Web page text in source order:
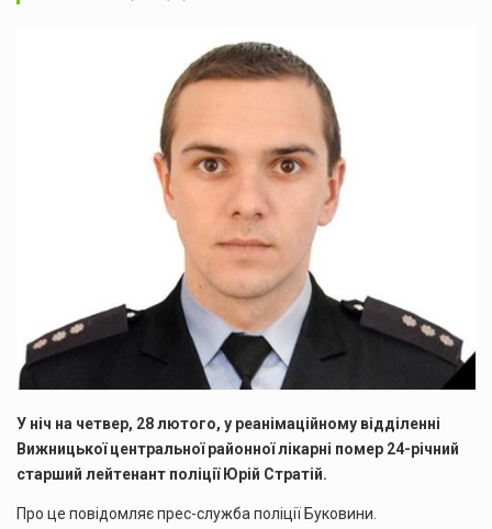
У ніч на четвер, 28 лютого, у реанімаційному відділенні
Вижницької центральної районної лікарні помер 24-річний
старший лейтенант поліції Юрій Стратій.
Про це повідомляє прес-служба поліції Буковини.